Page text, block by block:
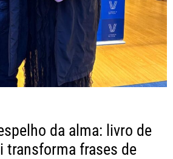
da alma: livro de
transforma frases de